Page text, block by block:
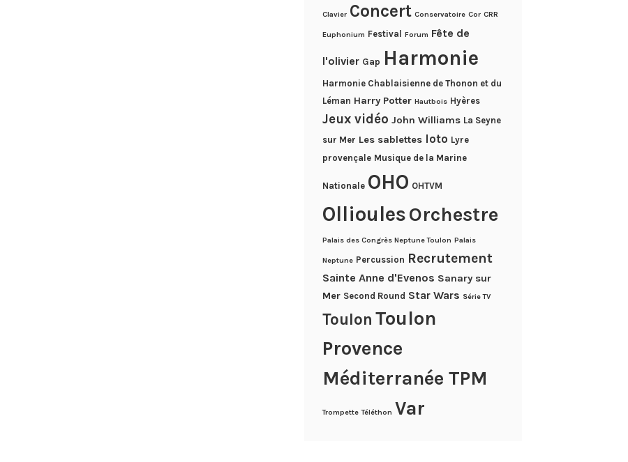
Clavier Concert Conservatoire Cor CRR
Euphonium Festival Forum Fête de
l'olivier Gap Harmonie
Harmonie Chablaisienne de Thonon et du
Léman Harry Potter Hautbois Hyères
Jeux vidéo John Williams La Seyne
sur Mer Les sablettes loto Lyre
provençale Musique de la Marine
Nationale OHO OHTVM
OllioulesOrchestre
Palais des Congrès Neptune Toulon Palais
Neptune Percussion Recrutement
Sainte Anne d'Evenos Sanary sur
Mer Second Round Star Wars Série TV
Toulon Toulon
Provence
Méditerranée TPM
Trompette Téléthon Var